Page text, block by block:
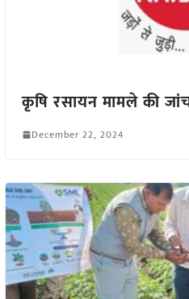
कृषि रसायन मामले की
December 22, 2024